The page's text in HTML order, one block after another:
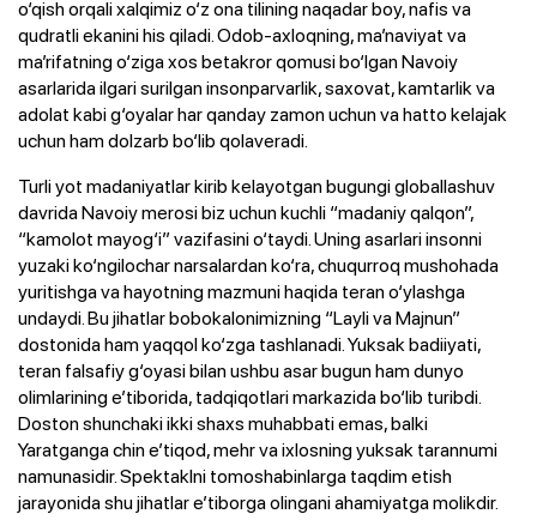
o‘qish orqali xalqimiz o‘z ona tilining naqadar boy, nafis va
qudratli ekanini his qiladi. Odob-axloqning, ma’naviyat va
ma’rifatning o‘ziga xos betakror qomusi bo‘lgan Navoiy
asarlarida ilgari surilgan insonparvarlik, saxovat, kamtarlik va
adolat kabi g‘oyalar har qanday zamon uchun va hatto kelajak
uchun ham dolzarb bo‘lib qolaveradi.
Turli yot madaniyatlar kirib kelayotgan bugungi globallashuv
davrida Navoiy merosi biz uchun kuchli “madaniy qalqon”,
“kamolot mayog‘i” vazifasini o‘taydi. Uning asarlari insonni
yuzaki ko‘ngilochar narsalardan ko‘ra, chuqurroq mushohada
yuritishga va hayotning mazmuni haqida teran o‘ylashga
undaydi. Bu jihatlar bobokalonimizning “Layli va Majnun”
dostonida ham yaqqol ko‘zga tashlanadi. Yuksak badiiyati,
teran falsafiy g‘oyasi bilan ushbu asar bugun ham dunyo
olimlarining e’tiborida, tadqiqotlari markazida bo‘lib turibdi.
Doston shunchaki ikki shaxs muhabbati emas, balki
Yaratganga chin e’tiqod, mehr va ixlosning yuksak tarannumi
namunasidir. Spektaklni tomoshabinlarga taqdim etish
jarayonida shu jihatlar e’tiborga olingani ahamiyatga molikdir.